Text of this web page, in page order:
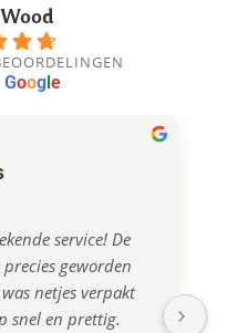
Googl e
service! De
geworden
netjes verpakt
snel en prettig.